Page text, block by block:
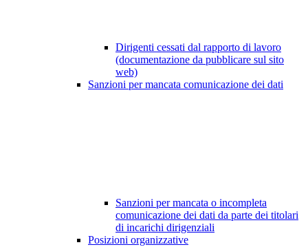
Dirigenti cessati dal rapporto di lavoro
(documentazione da pubblicare sul sito
web)
Sanzioni per mancata comunicazione dei dati
Sanzioni per mancata o incompleta
comunicazione dei dati da parte dei titolari
di incarichi dirigenziali
Posizioni organizzative